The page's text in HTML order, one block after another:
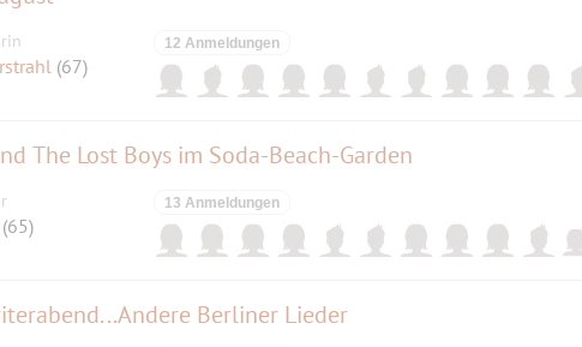
(67)
12 Anmeldungen
The Lost Boys im Soda-Beach-Garden
(65)
13 Anmeldungen
Berliner Lieder